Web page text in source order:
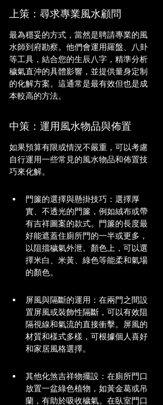
上策：尋求專業風水顧問
最為穩妥的方式，當然是聘請專業的風
水師到府勘察。他們會運用羅盤、八卦
等工具，結合您的生辰八字，精準分析
穢氣直沖的具體影響，並提供量身定制
的化解方案。這通常是最有效但也是成
本較高的方法。
中策：運用風水物品與佈置
如果預算有限或情況不嚴重，可以考慮
自行運用一些常見的風水物品和佈置技
巧來化解。
門簾的選擇與懸掛技巧：選擇厚
實、不透光的門簾，例如絨布或帶
有吉祥圖案的款式。門簾的長度最
好能遮蓋住廁所門的一半或更多，
以阻擋穢氣外泄。顏色上，可以選
擇米白、米黃、綠色等能柔和氣場
的顏色。
屏風與隔斷的運用：在兩門之間設
置屏風或裝飾性隔斷，可以有效阻
隔視線和氣流的直接衝擊。屏風的
材質和樣式多樣，可根據個人喜好
和家居風格選擇。
其他化煞吉祥物擺設：在廁所門口
放置一盆綠色植物，如黃金葛或吊
蘭，有助於吸收穢氣。在臥室門口